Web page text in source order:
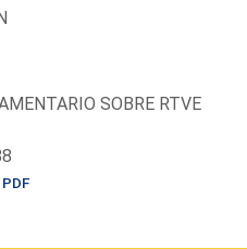
SOBRE RTVE
PDF